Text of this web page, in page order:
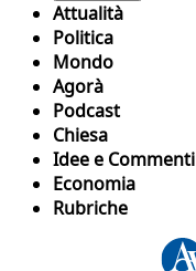
Attualità
Politica
Mondo
Agorà
Podcast
Chiesa
Idee e Commenti
Economia
Rubriche